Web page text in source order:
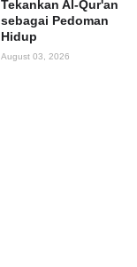
Tekankan Al-Qur'an
sebagai Pedoman
Hidup
August 03, 2026